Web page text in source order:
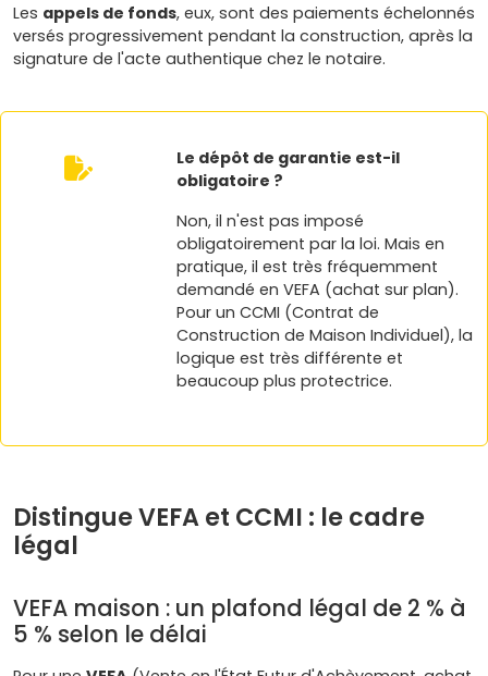
Les appels de fonds, eux, sont des paiements échelonnés
versés progressivement pendant la construction, après la
signature de l'acte authentique chez le notaire.
Le dépôt de garantie est-il
obligatoire ?
Non, il n'est pas imposé
obligatoirement par la loi. Mais en
pratique, il est très fréquemment
demandé en VEFA (achat sur plan).
Pour un CCMI (Contrat de
Construction de Maison Individuel), la
logique est très différente et
beaucoup plus protectrice.
Distingue VEFA et CCMI : le cadre
légal
VEFA maison : un plafond légal de 2 % à
5 % selon le délai